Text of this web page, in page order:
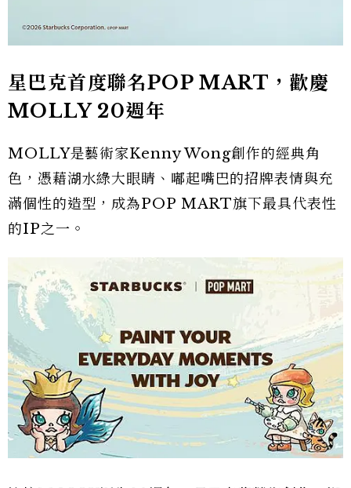
星巴克首度聯名POP MART，歡慶
MOLLY 20週年
MOLLY是藝術家Kenny Wong創作的經典角
色，憑藉湖水綠大眼睛、嘟起嘴巴的招牌表情與充
滿個性的造型，成為POP MART旗下最具代表性
的IP之一。